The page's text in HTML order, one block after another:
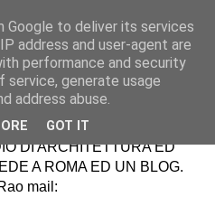
DI ARCHITETTURA ED
A ROMA ED UN BLOG.
mail:
Google to deliver its services
address and user-agent are
performance and security
generate usage
address abuse.
GOT IT